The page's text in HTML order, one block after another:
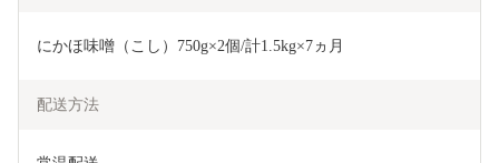
にかほ味噌（こし）750g×2個/計1.5kg×7ヵ月
配送方法